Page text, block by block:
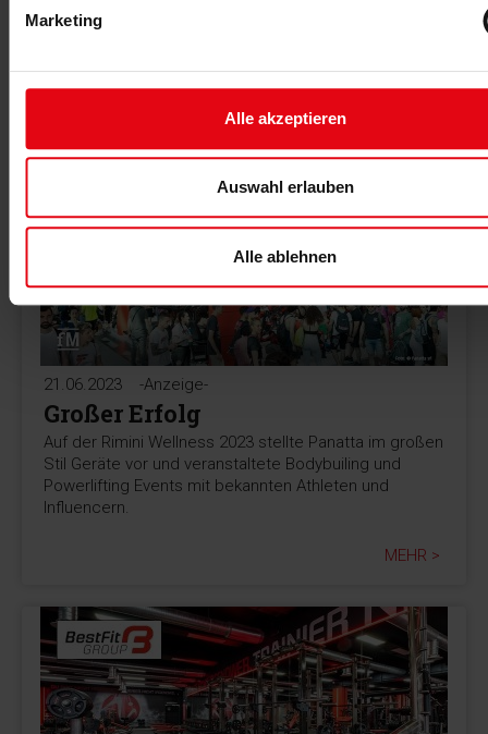
Marketing
Alle akzeptieren
Auswahl erlauben
Alle ablehnen
INJOY Franchisepartnertreffen auf dem Anwesen des
INJOY Markenbotschafters Joey Kelly in Lohmar
21.06.2023 -Anzeige-
Großer Erfolg
Auf der Rimini Wellness 2023 stellte Panatta im großen
Stil Geräte vor und veranstaltete Bodybuiling und
Powerlifting Events mit bekannten Athleten und
Influencern.
MEHR >